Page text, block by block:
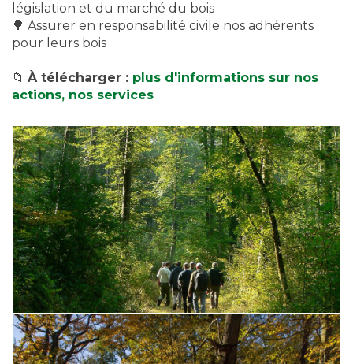
législation et du marché du bois
🌳 Assurer en responsabilité civile nos adhérents
pour leurs bois
📁 À télécharger : plus d'informations sur nos
actions, nos services